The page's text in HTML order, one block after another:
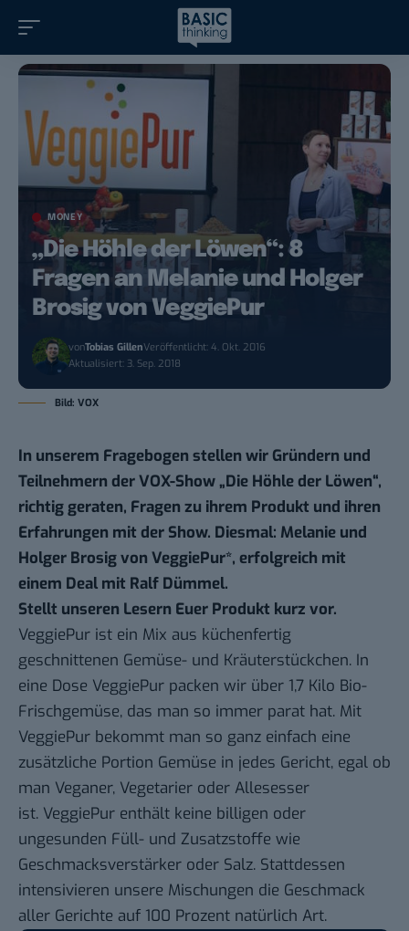
MONEY
„Die Höhle der Löwen“: 8
Fragen an Melanie und Holger
Brosig von VeggiePur
vonTobias GillenVeröffentlicht: 4. Okt. 2016
Aktualisiert: 3. Sep. 2018
Bild: VOX
In unserem Fragebogen stellen wir Gründern und
Teilnehmern der VOX-Show „Die Höhle der Löwen“,
richtig geraten, Fragen zu ihrem Produkt und ihren
Erfahrungen mit der Show. Diesmal: Melanie und
Holger Brosig von VeggiePur*, erfolgreich mit
einem Deal mit Ralf Dümmel.
Stellt unseren Lesern Euer Produkt kurz vor.
VeggiePur ist ein Mix aus küchenfertig
geschnittenen Gemüse- und Kräuterstückchen. In
eine Dose VeggiePur packen wir über 1,7 Kilo Bio-
Frischgemüse, das man so immer parat hat. Mit
VeggiePur bekommt man so ganz einfach eine
zusätzliche Portion Gemüse in jedes Gericht, egal ob
man Veganer, Vegetarier oder Allesesser
ist. VeggiePur enthält keine billigen oder
ungesunden Füll- und Zusatzstoffe wie
Geschmacksverstärker oder Salz. Stattdessen
intensivieren unsere Mischungen die Geschmack
aller Gerichte auf 100 Prozent natürlich Art.